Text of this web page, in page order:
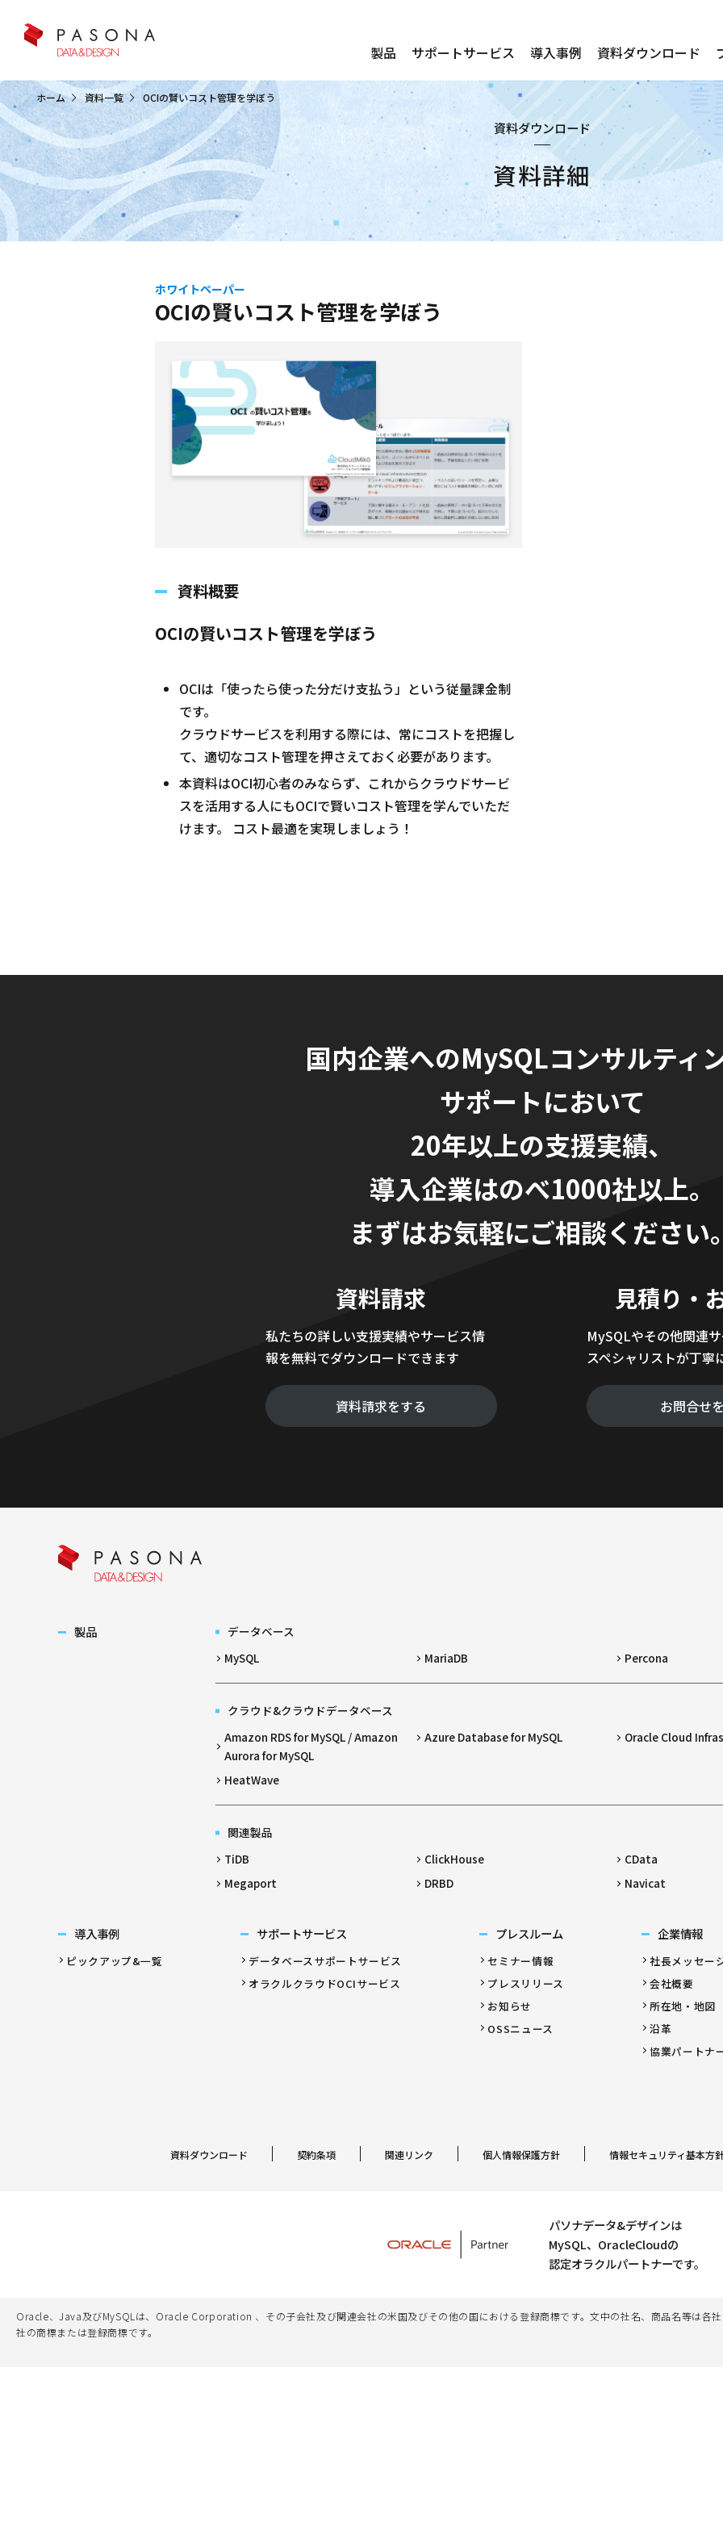
製品 サポートサービス 導入事例 資料ダウンロード
ホーム 資料一覧 OCIの賢いコスト管理を学ぼう
資料ダウンロード
資料詳細
ホワイトペーパー
OCIの賢いコスト管理を学ぼう
資料概要
OCIの賢いコスト管理を学ぼう
OCIは「使ったら使った分だけ支払う」という従量課金制
です。
クラウドサービスを利用する際には、常にコストを把握し
て、適切なコスト管理を押さえておく必要があります。
本資料はOCI初心者のみならず、これからクラウドサービ
スを活用する人にもOCIで賢いコスト管理を学んでいただ
けます。 コスト最適を実現しましょう！
国内企業へのMySQLコンサルティ
サポートにおいて
20年以上の支援実績、
導入企業はのべ1000社以上。
まずはお気軽にご相談ください
資料請求
私たちの詳しい支援実績やサービス情
報を無料でダウンロードできます
資料請求をする
見積り・
MySQLやその他関連
スペシャリストが丁寧
お問合せ
製品
データベース
MySQL
MariaDB Percona
クラウド&クラウドデータベース
Amazon RDS for MySQL / Amazon
Aurora for MySQL
Azure Database for MySQL Oracle Cloud
HeatWave
関連製品
TiDB
ClickHouse
CData
Megaport
DRBD Navicat
導入事例
ピックアップ&一覧
サポートサービス
データベースサポートサービス
オラクルクラウドOCIサービス
プレスルーム
セミナー情報
プレスリリース
お知らせ
OSSニュース
企業情報
社長メッセー
会社概要
所在地・地図
沿革
協業パートナ
資料ダウンロード 契約条項 関連リンク 個人情報保護方針 情報セキュリティ基本方
パソナデータ&デザインは
MySQL、OracleCloudの
認定オラクルパートナーです。
Oracle、Java及びMySQLは、Oracle Corporation 、その子会社及び関連会社の米国及びその他の国における登録商標です。文中の社名、商品名等は各
社の商標または登録商標です。